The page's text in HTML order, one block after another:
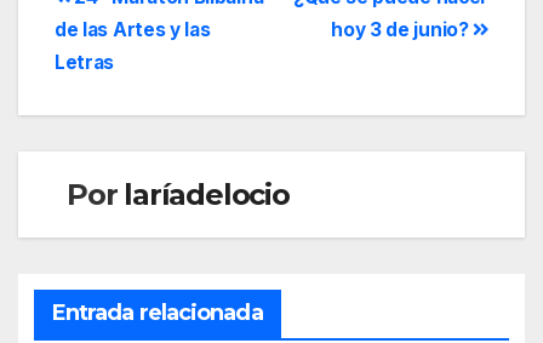
hoy 3 de junio?
de las Artes y las
Letras
Por laríadelocio
Entrada relacionada